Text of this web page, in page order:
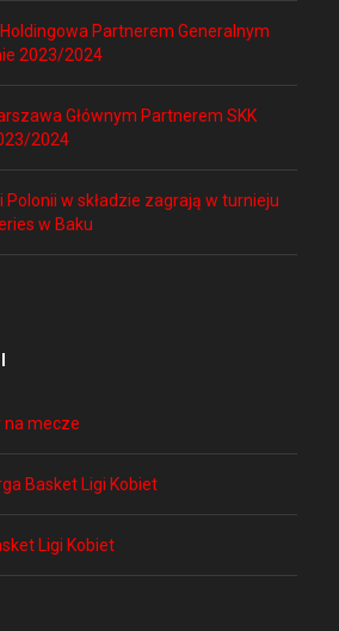
Partnerem Generalnym
2023/2024
Głównym Partnerem SKK
2024
Polonii w składzie zagrają w turnieju
w Baku
na mecze
Basket Ligi Kobiet
Ligi Kobiet